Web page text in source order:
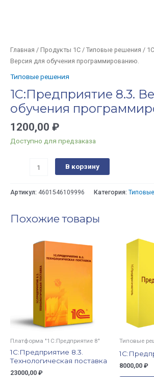
Главная / Продукты 1С / Типовые решения /
Версия для обучения программированию.
Типовые решения
1С:Предприятие 8.3.
обучения
1200,00 ₽
Доступно для предзаказа
В корзину
Артикул: 4601546109996 Категория:
Похожие товары
Платформа "1С:Предприятие 8"
1С:Предприятие 8.3.
Технологическая поставка
23000,00 ₽
Типовые
8000,00 ₽